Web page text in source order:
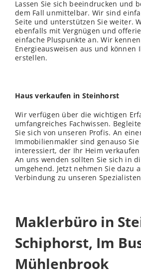
Lassen Sie sich beeindrucken und
dem Fall unmittelbar. Wir sind
Seite und unterstützen Sie weiter.
ebenfalls mit Vergnügen und
einfache Pluspunkte an. Wir
Energieausweisen aus und können
erstellen.
Haus verkaufen in Steinhorst
Wir verfügen über die wichtigen
umfangreiches Fachwissen.
Sie sich von unseren Profis. An
Immobilienmakler sind genauso
interessiert, der Ihr Heim verkaufen
An uns wenden sollten Sie sich in
umgehend. Jetzt nehmen Sie dazu
Verbindung zu unseren
Maklerbüro in
Schiphorst, Im
Mühlenbrook